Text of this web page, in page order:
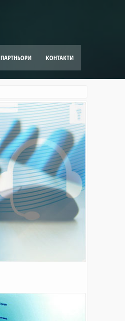
ПАРТНЬОРИ КОНТАКТИ